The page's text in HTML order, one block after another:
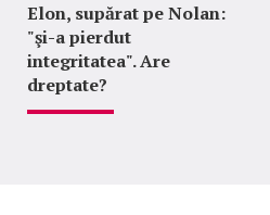
Elon, supărat pe Nolan:
"şi-a pierdut
integritatea". Are
dreptate?